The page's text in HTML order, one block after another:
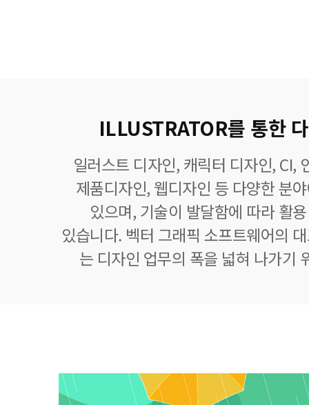
ILLUSTRATOR를 통한
일러스트 디자인, 캐릭터 디자인, CI,
제품디자인, 웹디자인 등 다양한 분
있으며, 기술이 발달함에 따라 활
있습니다. 벡터 그래픽 소프트웨어의
는 디자인 업무의 폭을 넓혀 나가기